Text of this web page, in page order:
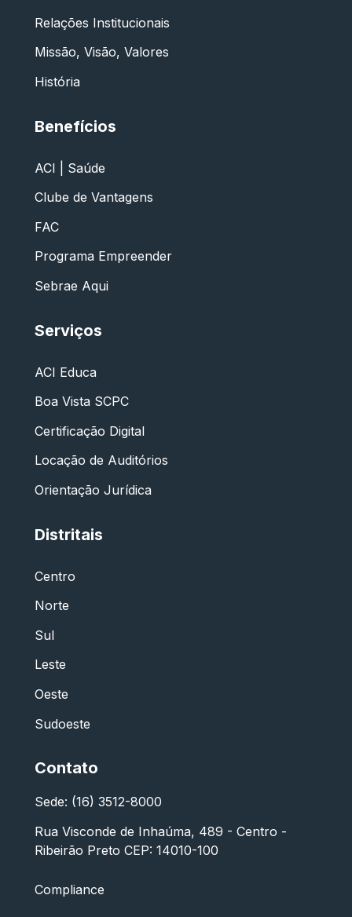
Relações Institucionais
Missão, Visão, Valores
História
Benefícios
ACI | Saúde
Clube de Vantagens
FAC
Programa Empreender
Sebrae Aqui
Serviços
ACI Educa
Boa Vista SCPC
Certificação Digital
Locação de Auditórios
Orientação Jurídica
Distritais
Centro
Norte
Sul
Leste
Oeste
Sudoeste
Contato
Sede: (16) 3512-8000
Rua Visconde de Inhaúma, 489 - Centro -
Ribeirão Preto CEP: 14010-100
Compliance